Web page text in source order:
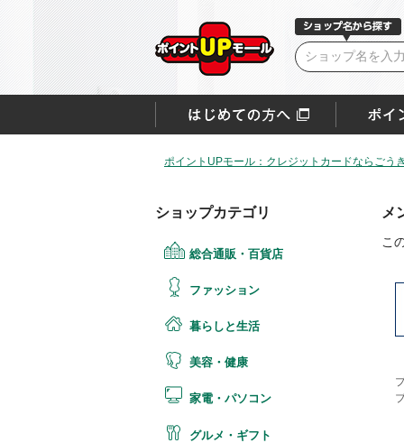
ポイントUPモール：クレジットカードならごう
ショップカテゴリ
総合通販・百貨店
ファッション
暮らしと生活
美容・健康
家電・パソコン
グルメ・ギフト
メ
こ